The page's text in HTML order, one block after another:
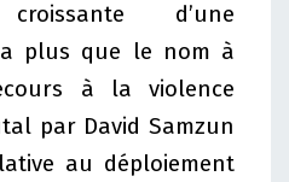
croissante d’une
plus que le nom à
à la violence
par David Samzun
au déploiement